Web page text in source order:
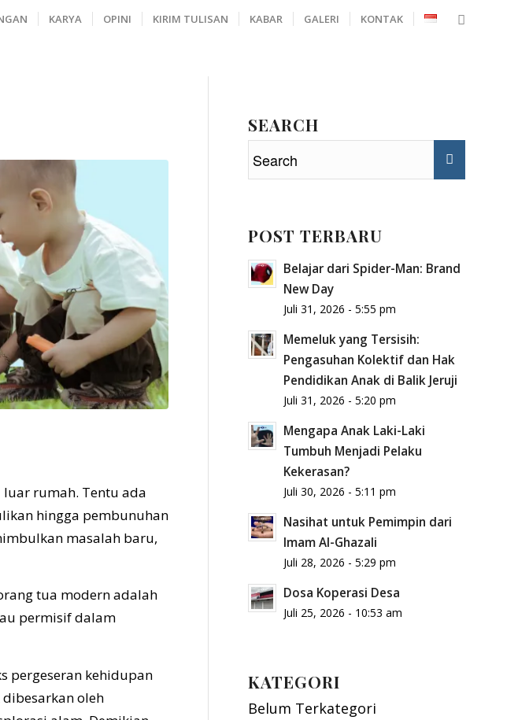
KARYA OPINI KIRIM TULISAN KABAR GALERI KONTAK
rumah. Tentu ada
hingga pembunuhan
masalah baru,
tua modern adalah
permisif dalam
pergeseran kehidupan
oleh
SEARCH
POST TERBARU
Belajar dari Spider-Man: Brand
New Day
Juli 31, 2026 - 5:55 pm
Memeluk yang Tersisih:
Pengasuhan Kolektif dan Hak
Pendidikan Anak di Balik Jeruji
Juli 31, 2026 - 5:20 pm
Mengapa Anak Laki-Laki
Tumbuh Menjadi Pelaku
Kekerasan?
Juli 30, 2026 - 5:11 pm
Nasihat untuk Pemimpin dari
Imam Al-Ghazali
Juli 28, 2026 - 5:29 pm
Dosa Koperasi Desa
Juli 25, 2026 - 10:53 am
KATEGORI
Belum Terkategori